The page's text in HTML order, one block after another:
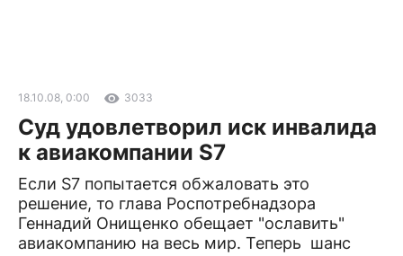
18.10.08, 0:00 3033
Суд удовлетворил иск инвалида
к авиакомпании S7
Если S7 попытается обжаловать это
решение, то глава Роспотребнадзора
Геннадий Онищенко обещает "ославить"
авиакомпанию на весь мир. Теперь шанс